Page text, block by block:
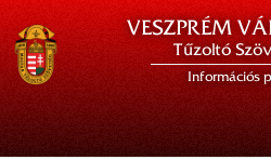
VESZPRÉM
Tűzoltó
Információs